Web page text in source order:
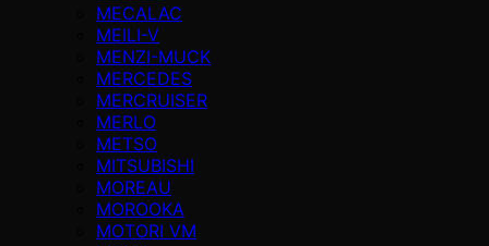
MECALAC
MEILI-V
MENZI-MUCK
MERCEDES
MERCRUISER
MERLO
METSO
MITSUBISHI
MOREAU
MOROOKA
MOTORI VM